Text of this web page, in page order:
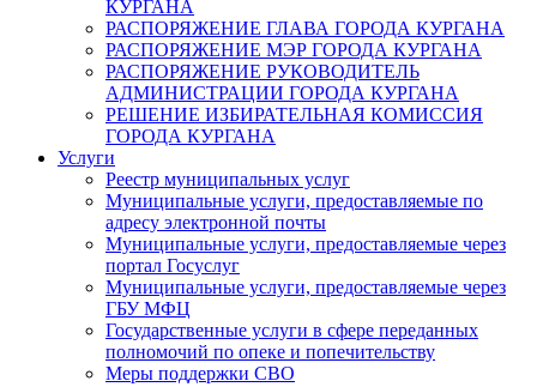
КУРГАНА
РАСПОРЯЖЕНИЕ ГЛАВА ГОРОДА КУРГАНА
РАСПОРЯЖЕНИЕ МЭР ГОРОДА КУРГАНА
РАСПОРЯЖЕНИЕ РУКОВОДИТЕЛЬ
АДМИНИСТРАЦИИ ГОРОДА КУРГАНА
РЕШЕНИЕ ИЗБИРАТЕЛЬНАЯ КОМИССИЯ
ГОРОДА КУРГАНА
Услуги
Реестр муниципальных услуг
Муниципальные услуги, предоставляемые по
адресу электронной почты
Муниципальные услуги, предоставляемые через
портал Госуслуг
Муниципальные услуги, предоставляемые через
ГБУ МФЦ
Государственные услуги в сфере переданных
полномочий по опеке и попечительству
Меры поддержки СВО